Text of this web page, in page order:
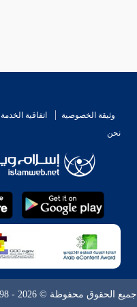
وثيقة الخصوصية اتفاقية الخدمة
نحن
جميع الحقوق محفوظة © 2026 - 1998 لشبكة إسلام ويب